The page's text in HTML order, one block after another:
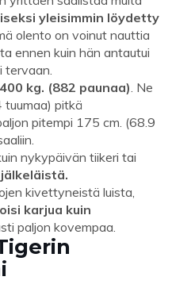
yleisimmin löydetty
olento on voinut nauttia
ennen kuin hän antautui
tervaan.
kg. (882 paunaa). Ne
tuumaa) pitkä
pitempi 175 cm. (68.9
nykypäivän tiikeri tai
kivettyneistä luista,
karjua kuin
paljon kovempaa.